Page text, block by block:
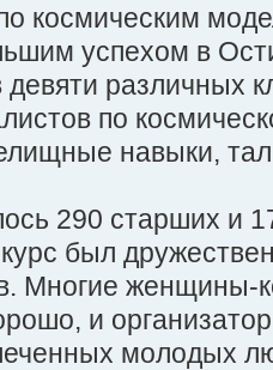
космическим
успехом в
различных
по
навыки,
290 старших и
был
Многие женщины-
и
молодых